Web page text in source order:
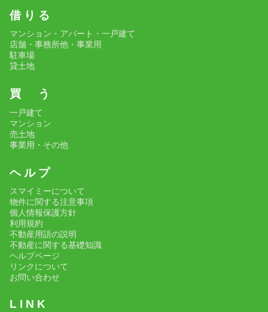
借 り る
マンション・アパート・一戸建て
店舗・事務所他・事業用
駐車場
貸土地
買 う
一戸建て
マンション
売土地
事業用・その他
ヘ ル プ
スマイミーについて
物件に関する注意事項
個人情報保護方針
利用規約
不動産用語の説明
不動産に関する基礎知識
ヘルプページ
リンクについて
お問い合わせ
L I N K